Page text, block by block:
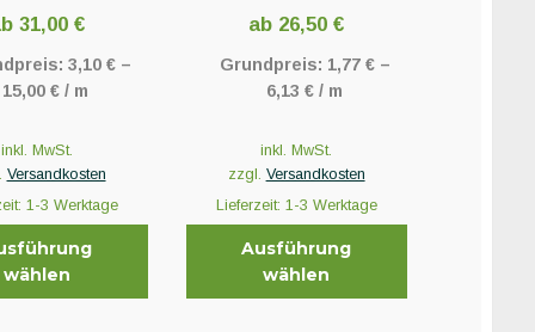
31,00€
3,10 €–
15,00€ / m
inkl. MwSt.
Versandkosten
1-3 Werktage
wählen
ab 26,50€
Grundpreis: 1,77 €–
6,13€ / m
inkl. MwSt.
zzgl. Versandkosten
Lieferzeit: 1-3 Werktage
Ausführung
wählen